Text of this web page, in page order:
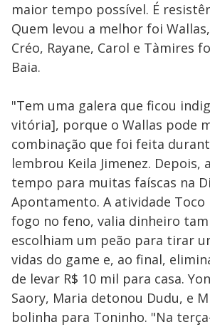
maior tempo possível. É
Quem levou a melhor foi
Créo, Rayane, Carol e Tàmires
Baia.
"Tem uma galera que ficou
vitória], porque o Wallas pode
combinação que foi feita
lembrou Keila Jimenez. Depois,
tempo para muitas faíscas na
Apontamento. A atividade Toco
fogo no feno, valia dinheiro
escolhiam um peão para tirar
vidas do game e, ao final,
de levar R$ 10 mil para casa.
Saory, Maria detonou Dudu, e
bolinha para Toninho. "Na